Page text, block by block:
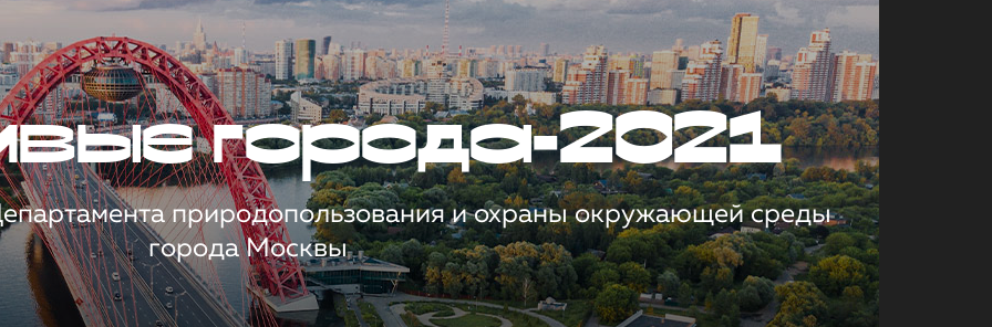
города-2021
природопользования и охраны окружающей среды
города Москвы